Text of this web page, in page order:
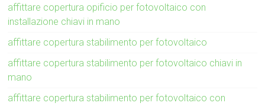
affittare copertura opificio per fotovoltaico con
installazione chiavi in mano
affittare copertura stabilimento per fotovoltaico
affittare copertura stabilimento per fotovoltaico chiavi in
mano
affittare copertura stabilimento per fotovoltaico con